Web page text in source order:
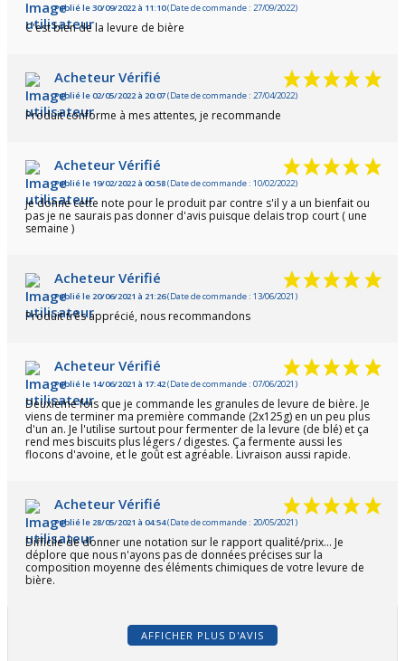
Publié le 30/09/2022 à 11:10(Date de commande : 27/09/2022)
C'est bien de la levure de bière
Acheteur Vérifié
Publié le 02/05/2022 à 20:07(Date de commande : 27/04/2022)
Produit conforme à mes attentes, je recommande
Acheteur Vérifié
Publié le 19/02/2022 à 00:58(Date de commande : 10/02/2022)
je donne cette note pour le produit par contre s'il y a un bienfait ou
pas je ne saurais pas donner d'avis puisque delais trop court ( une
semaine )
Acheteur Vérifié
Publié le 20/06/2021 à 21:26(Date de commande : 13/06/2021)
Produit très apprécié, nous recommandons
Acheteur Vérifié
Publié le 14/06/2021 à 17:42(Date de commande : 07/06/2021)
Deuxième fois que je commande les granules de levure de bière. Je
viens de terminer ma première commande (2x125g) en un peu plus
d'un an. Je l'utilise surtout pour fermenter de la levure (de blé) et ça
rend mes biscuits plus légers / digestes. Ça fermente aussi les
flocons d'avoine, et le goût est agréable. Livraison aussi rapide.
Acheteur Vérifié
Publié le 28/05/2021 à 04:54(Date de commande : 20/05/2021)
Difficile de donner une notation sur le rapport qualité/prix... Je
déplore que nous n'ayons pas de données précises sur la
composition moyenne des éléments chimiques de votre levure de
bière.
AFFICHER PLUS D'AVIS